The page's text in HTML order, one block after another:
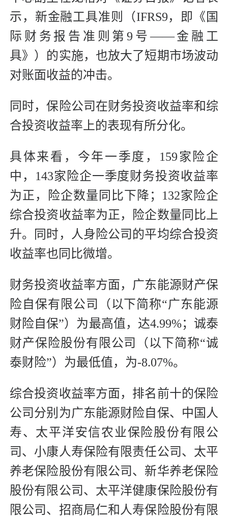
示，新金融工具准则（IFRS9，即《国
际财务报告准则第9号——金融工
具》）的实施，也放大了短期市场波动
对账面收益的冲击。
同时，保险公司在财务投资收益率和综
合投资收益率上的表现有所分化。
具体来看，今年一季度，159家险企
中，143家险企一季度财务投资收益率
为正，险企数量同比下降；132家险企
综合投资收益率为正，险企数量同比上
升。同时，人身险公司的平均综合投资
收益率也同比微增。
财务投资收益率方面，广东能源财产保
险自保有限公司（以下简称“广东能源
财险自保”）为最高值，达4.99%；诚泰
财产保险股份有限公司（以下简称“诚
泰财险”）为最低值，为-8.07%。
综合投资收益率方面，排名前十的保险
公司分别为广东能源财险自保、中国人
寿、太平洋安信农业保险股份有限公
司、小康人寿保险有限责任公司、太平
养老保险股份有限公司、新华养老保险
股份有限公司、太平洋健康保险股份有
限公司、招商局仁和人寿保险股份有限